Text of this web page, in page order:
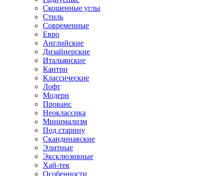
Скошенные углы
Стиль
Современные
Евро
Английские
Дизайнерские
Итальянские
Кантри
Классические
Лофт
Модерн
Прованс
Неоклассика
Минимализм
Под старину
Скандинавские
Элитные
Эксклюзивные
Хай-тек
Особенности